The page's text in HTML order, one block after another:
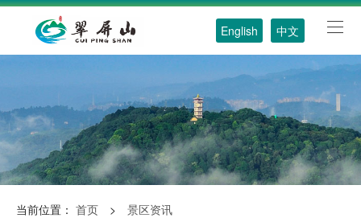
English 中文
当前位置： 首页 > 景区资讯